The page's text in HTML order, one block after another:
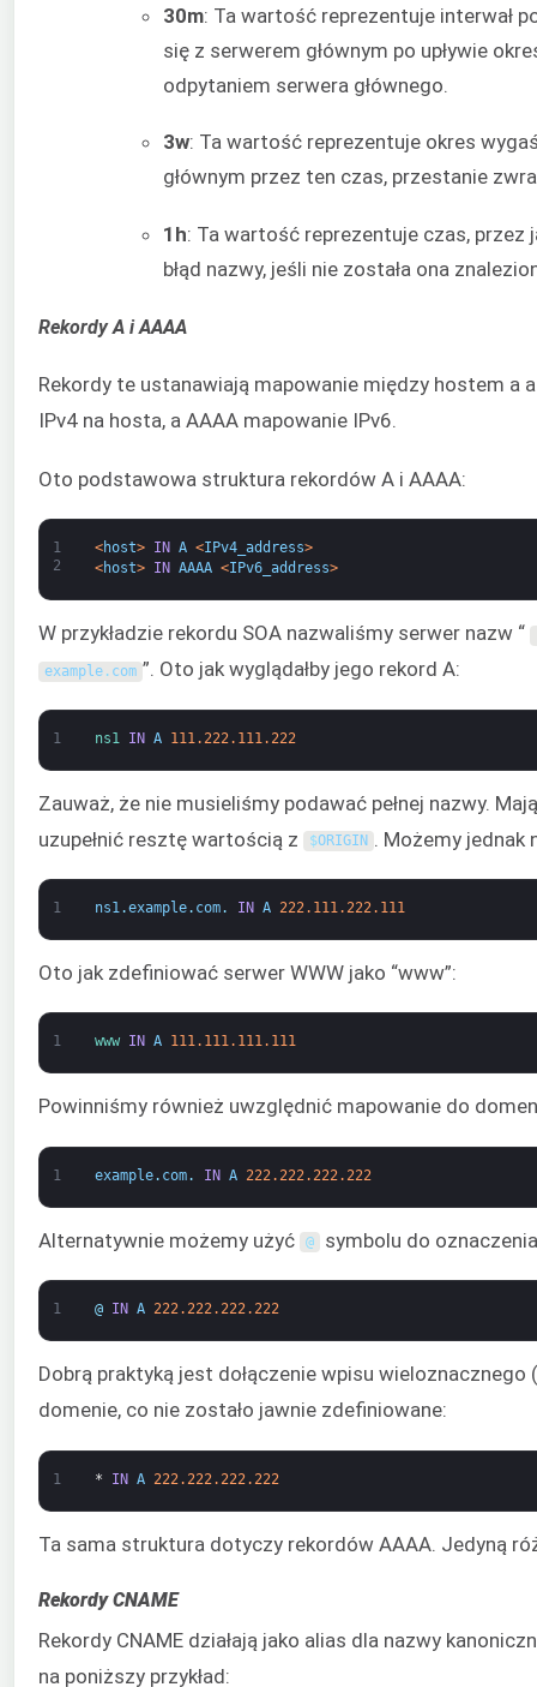
30m: Ta wartość reprezentuje interwał
się z serwerem głównym po upływie
odpytaniem serwera głównego.
3w: Ta wartość reprezentuje okres
głównym przez ten czas, przestanie
1h: Ta wartość reprezentuje czas, przez
błąd nazwy, jeśli nie została ona
Rekordy A i AAAA
Rekordy te ustanawiają mapowanie między hostem a
IPv4 na hosta, a AAAA mapowanie IPv6.
Oto podstawowa struktura rekordów A i AAAA:
1
2
<host> IN A <IPv4_address>
<host> IN AAAA <IPv6_address>
W przykładzie rekordu SOA nazwaliśmy serwer nazw “
example. com ”. Oto jak wyglądałby jego rekord A:
1 ns1 IN A 111.222.111.222
Zauważ, że nie musieliśmy podawać pełnej nazwy.
uzupełnić resztę wartością z
$ORIGIN . Możemy jednak
1 ns1.example. com. IN A 222.111.222.111
Oto jak zdefiniować serwer WWW jako “www”:
1 www IN A 111.111.111.111
Powinniśmy również uwzględnić mapowanie do
1 example. com. IN A 222.222.222.222
Alternatywnie możemy użyć @ symbolu do
1 @ IN A 222.222.222.222
Dobrą praktyką jest dołączenie wpisu
domenie, co nie zostało jawnie zdefiniowane:
1 * IN A 222.222.222.222
Ta sama struktura dotyczy rekordów AAAA. Jedyną
Rekordy CNAME
Rekordy CNAME działają jako alias dla nazwy
na poniższy przykład: